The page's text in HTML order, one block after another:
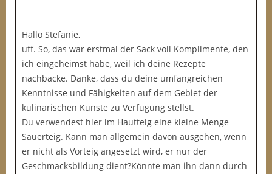
Hallo Stefanie,
uff. So, das war erstmal der Sack voll Komplimente, den
ich eingeheimst habe, weil ich deine Rezepte
nachbacke. Danke, dass du deine umfangreichen
Kenntnisse und Fähigkeiten auf dem Gebiet der
kulinarischen Künste zu Verfügung stellst.
Du verwendest hier im Hautteig eine kleine Menge
Sauerteig. Kann man allgemein davon ausgehen, wenn
er nicht als Vorteig angesetzt wird, er nur der
Geschmacksbildung dient?Könnte man ihn dann durch